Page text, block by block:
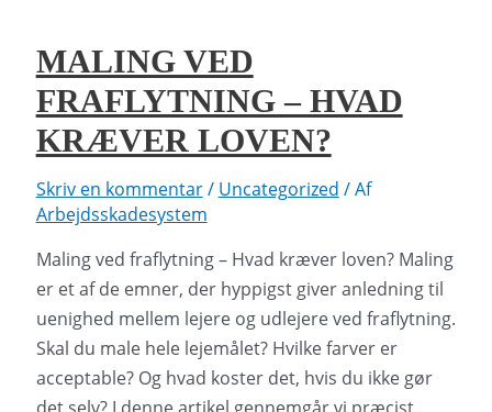
kræve
mere?
MALING VED
FRAFLYTNING – HVAD
KRÆVER LOVEN?
Skriv en kommentar/ Uncategorized / Af
Arbejdsskadesystem
Maling ved fraflytning – Hvad kræver loven? Maling
er et af de emner, der hyppigst giver anledning til
uenighed mellem lejere og udlejere ved fraflytning.
Skal du male hele lejemålet? Hvilke farver er
acceptable? Og hvad koster det, hvis du ikke gør